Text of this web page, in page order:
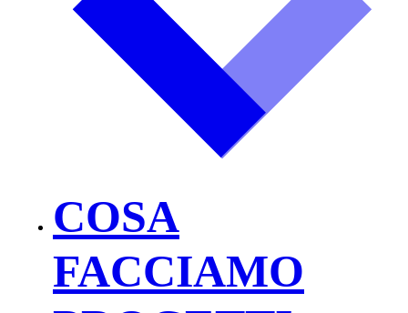
COSA
FACCIAMO